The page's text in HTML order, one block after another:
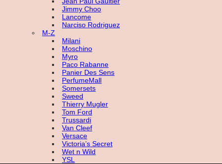
Jimmy Choo
Lancome
Narciso Rodriguez
M-Z
Milani
Moschino
Myro
Paco Rabanne
Panier Des Sens
PerfumeMall
Somersets
Sweed
Thierry Mugler
Tom Ford
Trussardi
Van Cleef
Versace
Victoria’s Secret
Wet n Wild
YSL